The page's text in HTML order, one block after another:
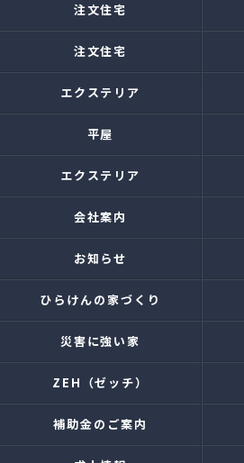
注文住宅
注文住宅
エクステリア
平屋
エクステリア
会社案内
お知らせ
ひらけんの家づくり
災害に強い家
ZEH（ゼッチ）
補助金のご案内